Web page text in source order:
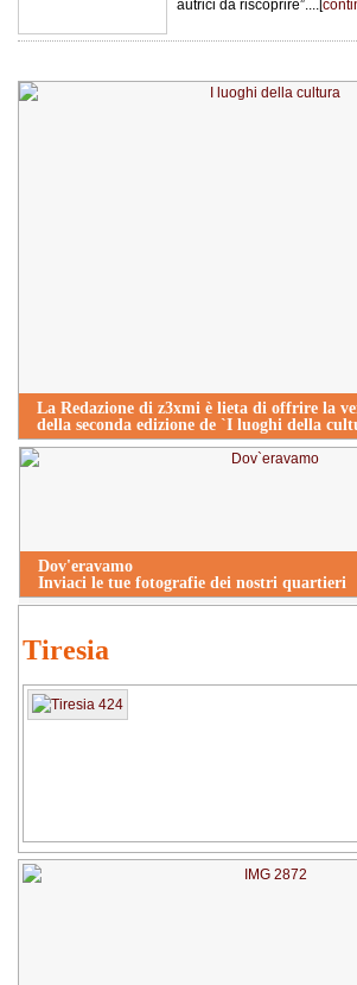
autrici da riscoprire”....[
La Redazione di z3xmi è lieta di offrire la
della seconda edizione de `I luoghi della
Dov'eravamo
Inviaci le tue fotografie dei nostri quartieri
Tiresia